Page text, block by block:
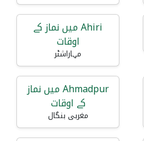
Ahiri میں نماز کے
اوقات
مہاراشٹر
Ahmadpur میں نماز
کے اوقات
مغربی بنگال